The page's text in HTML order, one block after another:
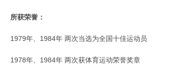
所获荣誉：
1979年、1984年 两次当选为全国十佳运动员
1978年、1984年 两次获体育运动荣誉奖章